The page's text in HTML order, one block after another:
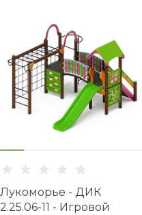
Лукоморье - ДИК
2.25.06-11 - Игровой